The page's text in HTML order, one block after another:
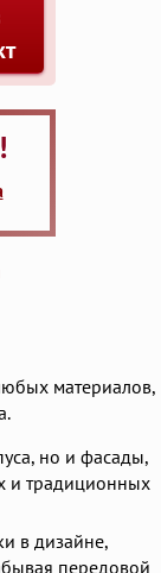
материалов,
но и фасады,
и традиционных
в дизайне,
передовой